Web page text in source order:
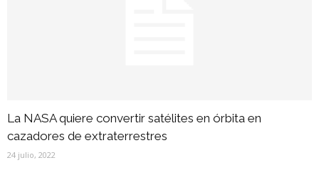
La NASA quiere convertir satélites en órbita en
cazadores de extraterrestres
24 julio, 2022